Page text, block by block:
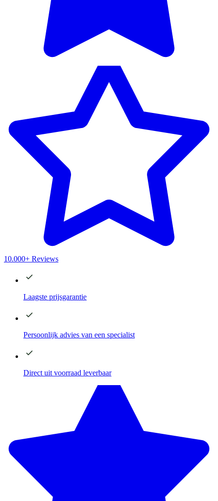
10.000+ Reviews
Laagste prijsgarantie
Persoonlijk advies van een specialist
Direct uit voorraad leverbaar